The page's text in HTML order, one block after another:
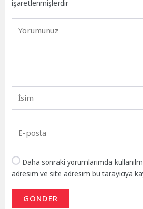
işaretlenmişlerdir
Daha sonraki yorumlarımda
adresim ve site adresim bu tarayıcıya
GÖNDER